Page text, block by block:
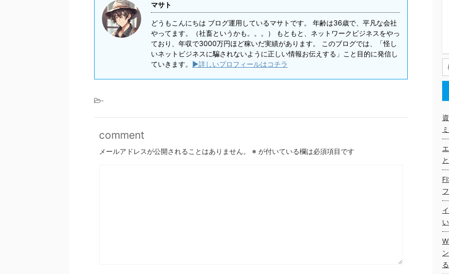
マサト
どうもこんにちは ブログ運用しているマサトです。 年齢は36歳で、平凡な会社
やってます。（社畜というかも。。。） もともと、ネットワークビジネスをやっ
ており、年収で3000万円ほど稼いだ実績があります。 このブログでは、「怪し
いネットビジネスに騙されないように正しい情報お伝えする」こと目的に発信し
ていきます。 ▶詳しいプロフィールはコチラ
-
comment
メールアドレスが公開されることはありません。 ※ が付いている欄は必須項目です